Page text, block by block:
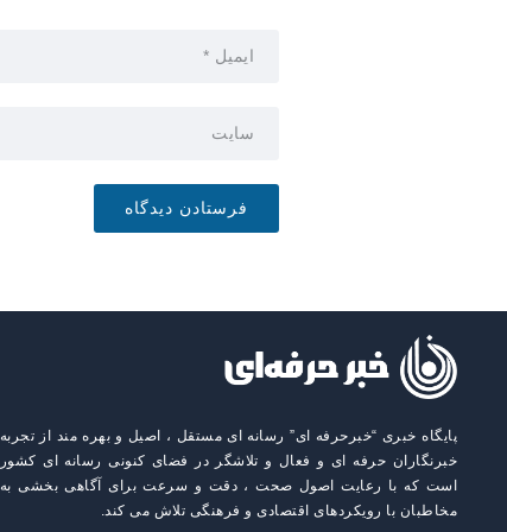
پایگاه خبری “خبرحرفه ای” رسانه ای مستقل ، اصیل و بهره مند از تجربه
خبرنگاران حرفه ای و فعال و تلاشگر در فضای کنونی رسانه ای کشور
است که با رعایت اصول صحت ، دقت و سرعت برای آگاهی بخشی به
مخاطبان با رویکردهای اقتصادی و فرهنگی تلاش می کند.